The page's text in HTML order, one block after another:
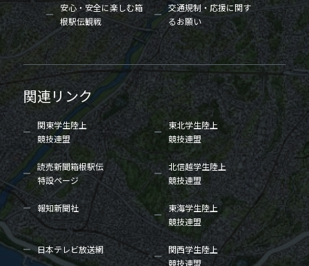
安心・安全に楽しむ箱
根駅伝観戦
交通規制・応援に関す
るお願い
関連リンク
関東学生陸上
競技連盟
東北学生陸上
競技連盟
読売新聞箱根駅伝
特設ページ
北信越学生陸上
競技連盟
報知新聞社
東海学生陸上
競技連盟
日本テレビ放送網
関西学生陸上
競技連盟